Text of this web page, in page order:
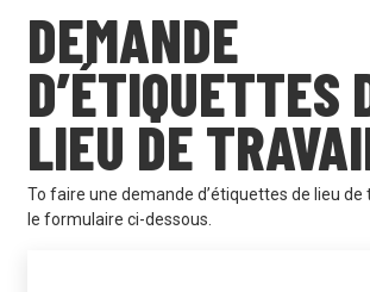
DEMANDE
D’ÉTIQUETTES
LIEU DE
To faire une demande d’étiquettes de lieu de
le formulaire ci-dessous.